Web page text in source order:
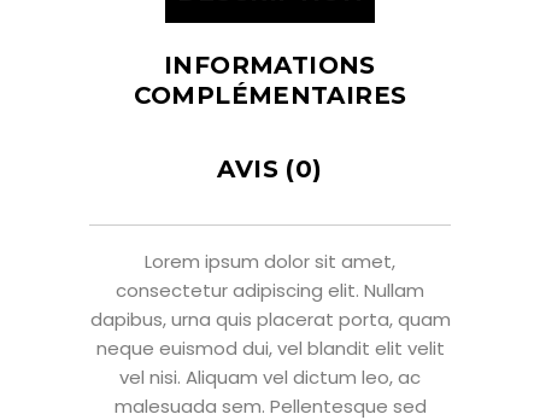
INFORMATIONS
COMPLÉMENTAIRES
AVIS (0)
Lorem ipsum dolor sit amet,
consectetur adipiscing elit. Nullam
dapibus, urna quis placerat porta, quam
neque euismod dui, vel blandit elit velit
vel nisi. Aliquam vel dictum leo, ac
malesuada sem. Pellentesque sed